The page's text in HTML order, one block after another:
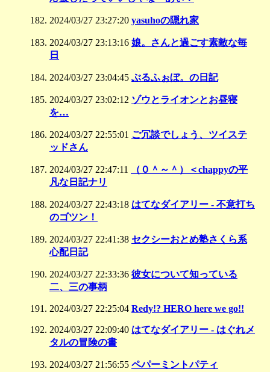
2024/03/27 23:27:20 yasuhoの隠れ家
2024/03/27 23:13:16 娘。さんと過ごす素敵な毎
日
2024/03/27 23:04:45 ぶるふぉぼ。の日記
2024/03/27 23:02:12 ゾウとライオンとお昼寝
を…
2024/03/27 22:55:01 ご冗談でしょう、ツイステ
ッドさん
2024/03/27 22:47:11
（０＾～＾）＜chappyの平
凡な日記ナリ
2024/03/27 22:43:18 はてなダイアリー - 不意打ち
のゴツン！
2024/03/27 22:41:38 セクシーおとめ塾さくら系
心配日記
2024/03/27 22:33:36 彼女について知っている
二、三の事柄
2024/03/27 22:25:04 Redy!? HERO here we go!!
2024/03/27 22:09:40 はてなダイアリー - はぐれメ
タルの冒険の書
2024/03/27 21:56:55 ペパーミントパティ